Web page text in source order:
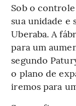
Sob o
sua unidade e
Uberaba. A
para um
segundo
o plano de
iremos para